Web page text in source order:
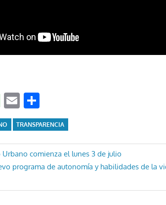
WhatsApp
Email
TRANSPARENCIA
Urbano comienza el lunes 3 de julio
programa de autonomía y habilidades de la